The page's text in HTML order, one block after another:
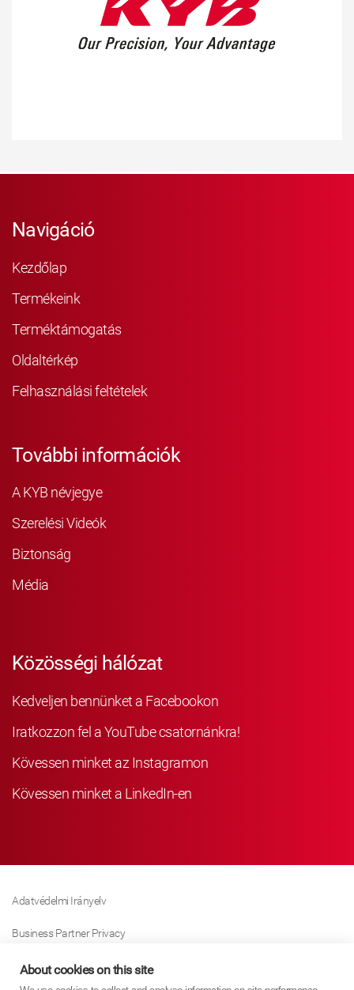
Navigáció
Kezdőlap
Termékeink
Terméktámogatás
Oldaltérkép
Felhasználási feltételek
További információk
A KYB névjegye
Szerelési Videók
Biztonság
Média
Közösségi hálózat
Kedveljen bennünket a Facebookon
Iratkozzon fel a YouTube csatornánkra!
Kövessen minket az Instagramon
Kövessen minket a LinkedIn-en
Adatvédelmi Irányelv
Business Partner Privacy
Sütikre Vonatkozó Irányelv
About cookies on this site